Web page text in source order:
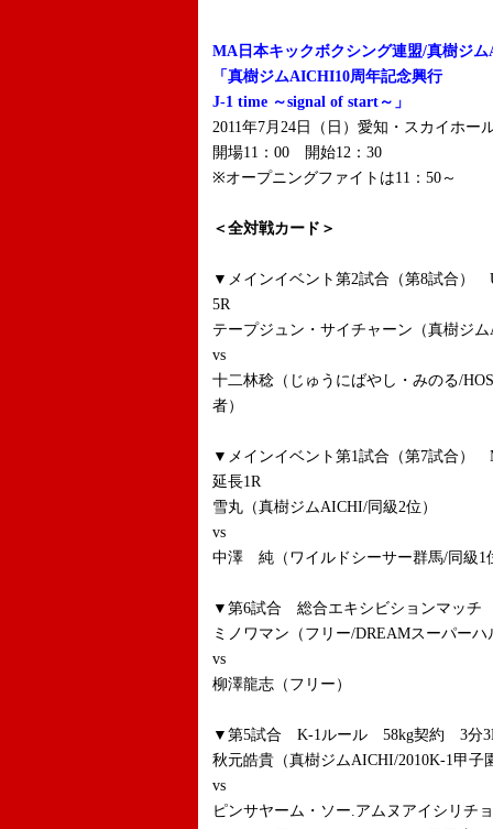
MA日本キックボクシング連盟/真樹ジ
「真樹ジムAICHI10周年記念興行
J-1 time ～signal of start～」
2011年7月24日（日）愛知・スカイホ
開場11：00 開始12：30
※オープニングファイトは11：50～
＜全対戦カード＞
▼メインイベント第2試合（第8試合）
5R
テープジュン・サイチャーン（真樹ジ
vs
十二林稔（じゅうにばやし・みのる/
者）
▼メインイベント第1試合（第7試合）
延長1R
雪丸（真樹ジムAICHI/同級2位）
vs
中澤 純（ワイルドシーサー群馬/同級1
▼第6試合 総合エキシビションマッチ
ミノワマン（フリー/DREAMスーパー
vs
柳澤龍志（フリー）
▼第5試合 K-1ルール 58kg契約 3分
秋元皓貴（真樹ジムAICHI/2010K-1甲子
vs
ピンサヤーム・ソー.アムヌアイシリチ